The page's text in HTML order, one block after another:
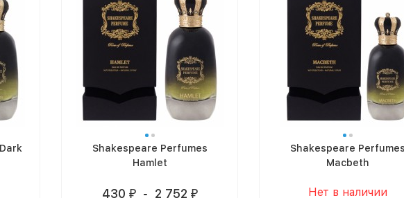
Shakespeare Perfumes
Hamlet
430 ₽ - 2 752 ₽
Shakespeare
Macbeth
Нет в наличии